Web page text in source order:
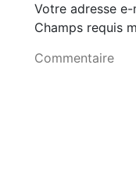
Votre adresse
Champs requis
Commentaire